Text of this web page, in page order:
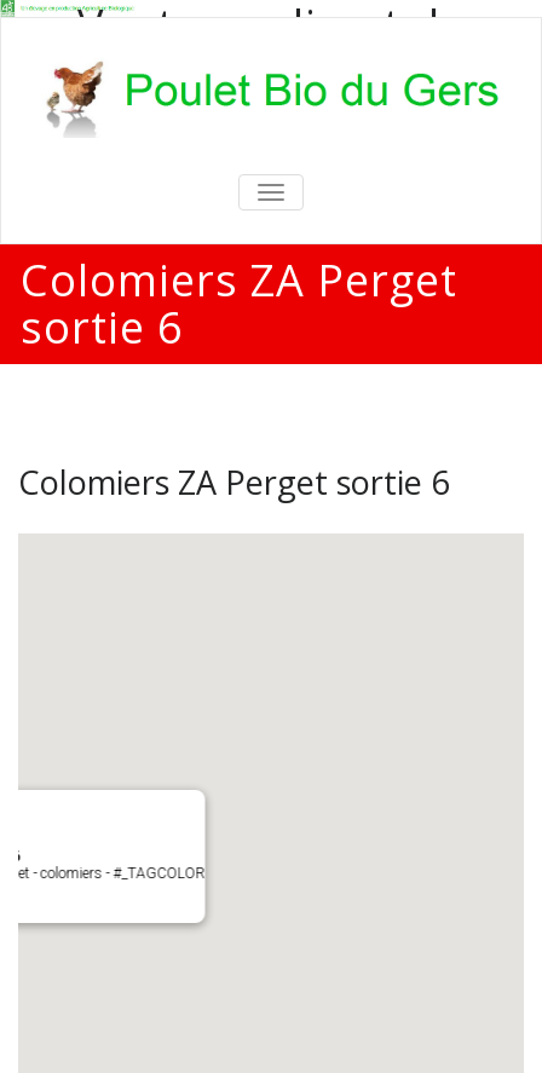
Vente en direct de
poulets bio
Vente en direct de poulets bio aux
particuliers et professionnels
TOGGLE
NAVIGATION
Colomiers ZA Perget
sortie 6
Colomiers ZA Perget sortie 6
- colomiers - #_TAGCOLOR